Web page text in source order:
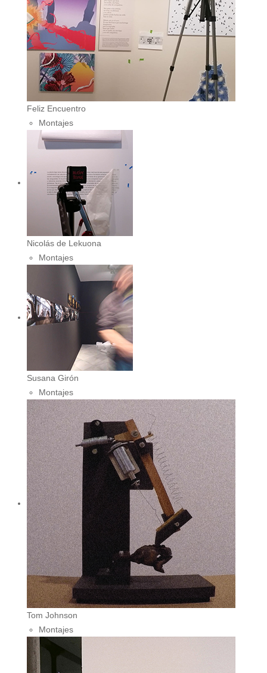
Feliz Encuentro
Montajes
Nicolás de Lekuona
Montajes
Susana Girón
Montajes
Tom Johnson
Montajes